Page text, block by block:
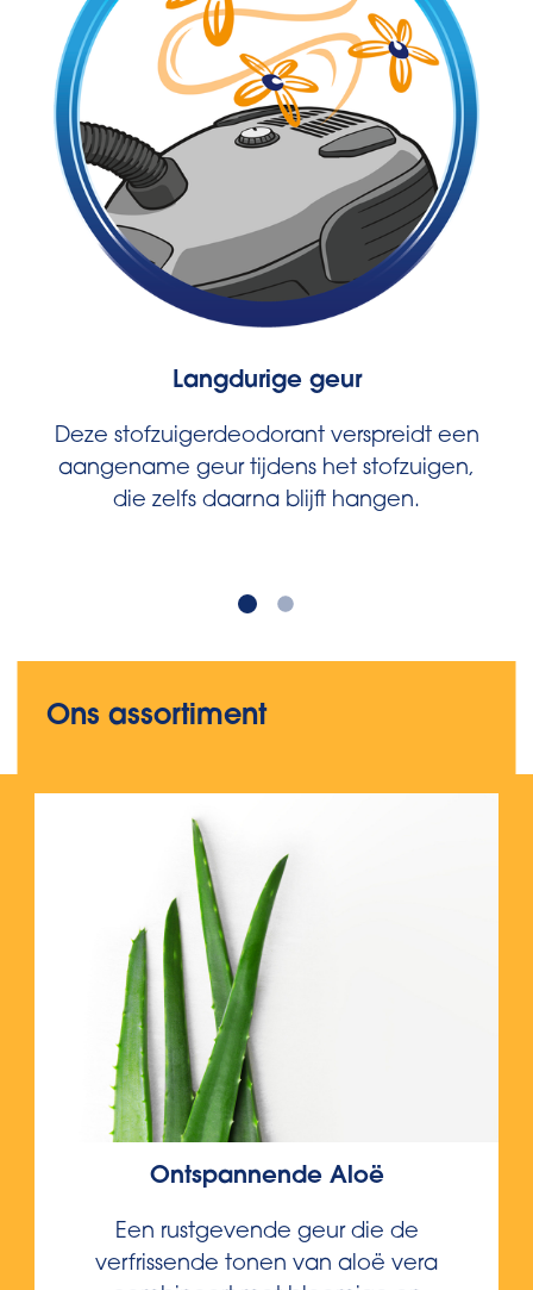
Langdurige geur
Deze stofzuigerdeodorant verspreidt een
aangename geur tijdens het stofzuigen,
die zelfs daarna blijft hangen.
Ons assortiment
Ontspannende Aloë
Een rustgevende geur die de
verfrissende tonen van aloë vera